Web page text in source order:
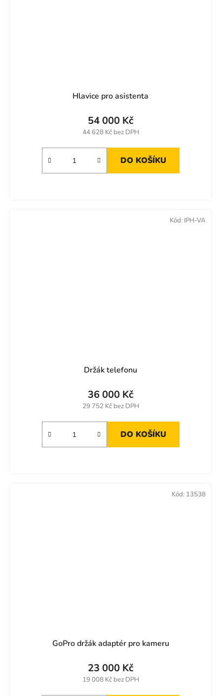
Hlavice pro asistenta
44 628 Kč bez DPH
54 000 Kč
DO KOŠÍKU
Držák telefonu
29 752 Kč bez DPH
36 000 Kč
DO KOŠÍKU
Kód: IPH-VA
GoPro držák adaptér pro kameru
19 008 Kč bez DPH
23 000 Kč
Kód: 13538